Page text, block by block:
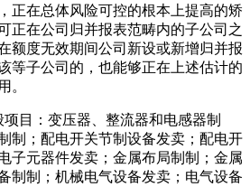
正在总体风险可控的根本上提高的矫
正在公司归并报表范畴内的子公司之
额度无效期间公司新设或新增归并报
等子公司的，也能够正在上述估计的
。
：变压器、整流器和电感器制
制；配电开关节制设备发卖；配电开
子元器件发卖；金属布局制制；金属
制制；机械电气设备发卖；电气设备